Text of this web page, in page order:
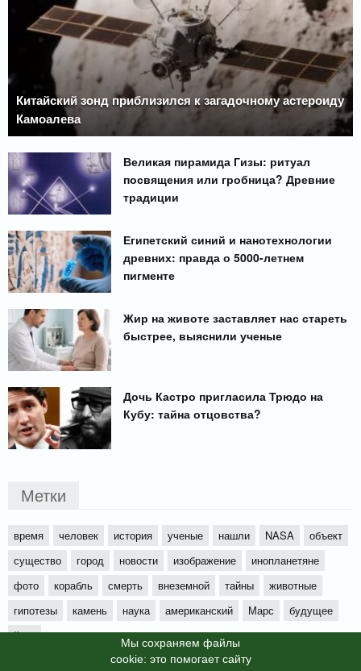
Мы cохраняем файлы
cookie: это помогает сайту
Китайский зонд приблизился к загадочному астероиду
Камоалева
Великая пирамида Гизы: ритуал
посвящения или гробница? Древние
традиции
Египетский синий и нанотехнологии
древних: правда о 5000-летнем
пигменте
Жир на животе заставляет нас стареть
быстрее, выяснили ученые
Дочь Кастро пригласила Трюдо на
Кубу: тайна отцовства?
Метки
время человек история ученые нашли NASA
объект
существо
город новости изображение
инопланетяне
фото
корабль смерть внеземной тайны
животные
гипотезы
камень наука американский Марс
будущее
йети